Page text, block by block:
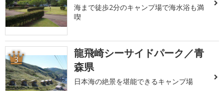
海まで徒歩2分のキャンプ場で海水浴も満
喫
3
龍飛崎シーサイドパーク／青
森県
日本海の絶景を堪能できるキャンプ場